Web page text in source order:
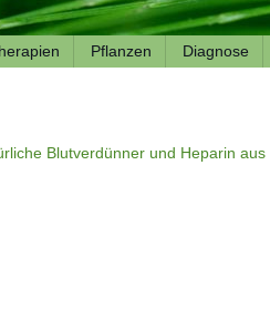
Pflanzen Diagnose
Blutverdünner und Heparin aus